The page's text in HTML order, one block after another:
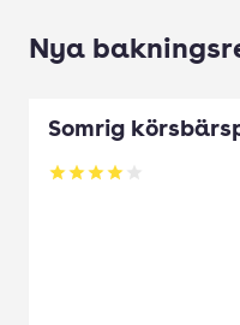
Nya
Somrig
Betyg: 4 av 5